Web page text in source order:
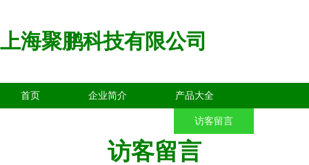
上海聚鹏科技有限公司
首页 企业简介 产品大全
访客留言
访客留言